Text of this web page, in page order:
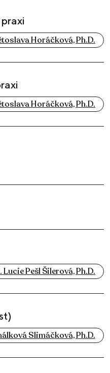
Horáčková, Ph.D.
Horáčková, Ph.D.
Pešl Šilerová, Ph.D.
Slimáčková, Ph.D.